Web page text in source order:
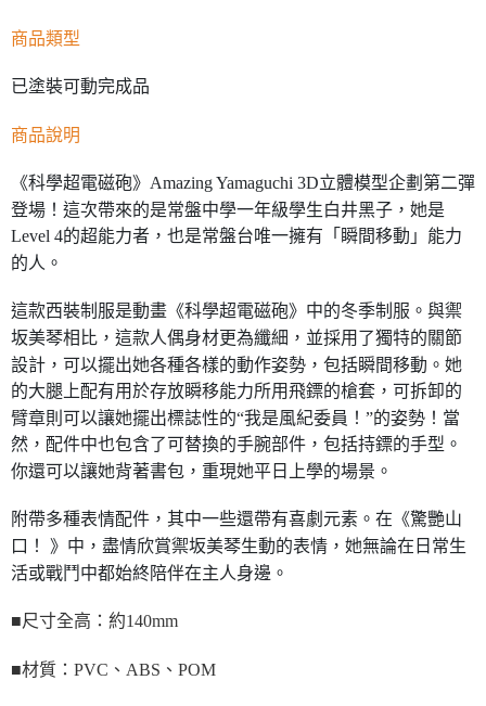
商品類型
已塗裝可動完成品
商品說明
《科學超電磁砲》Amazing Yamaguchi 3D立體模型企劃第二彈
登場！這次帶來的是常盤中學一年級學生白井黑子，她是
Level 4的超能力者，也是常盤台唯一擁有「瞬間移動」能力
的人。
這款西裝制服是動畫《科學超電磁砲》中的冬季制服。與禦
坂美琴相比，這款人偶身材更為纖細，並採用了獨特的關節
設計，可以擺出她各種各樣的動作姿勢，包括瞬間移動。她
的大腿上配有用於存放瞬移能力所用飛鏢的槍套，可拆卸的
臂章則可以讓她擺出標誌性的“我是風紀委員！”的姿勢！當
然，配件中也包含了可替換的手腕部件，包括持鏢的手型。
你還可以讓她背著書包，重現她平日上學的場景。
附帶多種表情配件，其中一些還帶有喜劇元素。在《驚艷山
口！ 》中，盡情欣賞禦坂美琴生動的表情，她無論在日常生
活或戰鬥中都始終陪伴在主人身邊。
■尺寸全高：約140mm
■材質：PVC、ABS、POM